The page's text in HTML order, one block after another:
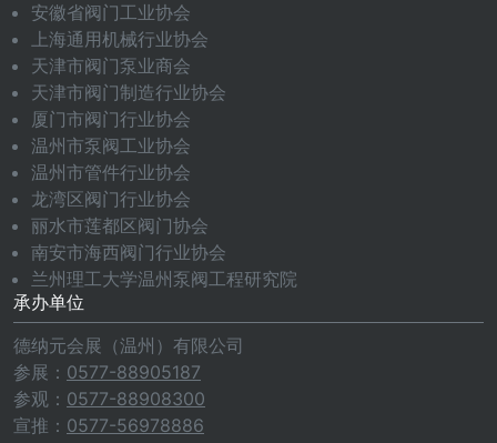
安徽省阀门工业协会
上海通用机械行业协会
天津市阀门泵业商会
天津市阀门制造行业协会
厦门市阀门行业协会
温州市泵阀工业协会
温州市管件行业协会
龙湾区阀门行业协会
丽水市莲都区阀门协会
南安市海西阀门行业协会
兰州理工大学温州泵阀工程研究院
承办单位
德纳元会展（温州）有限公司
参展： 0577-88905187
参观： 0577-88908300
宣推： 0577-56978886